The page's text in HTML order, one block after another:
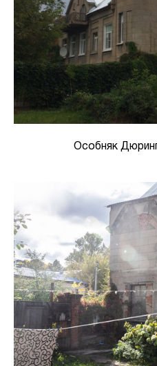
Особняк